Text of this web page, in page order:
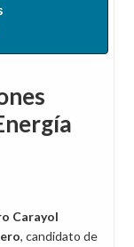
Carayol
, candidato de